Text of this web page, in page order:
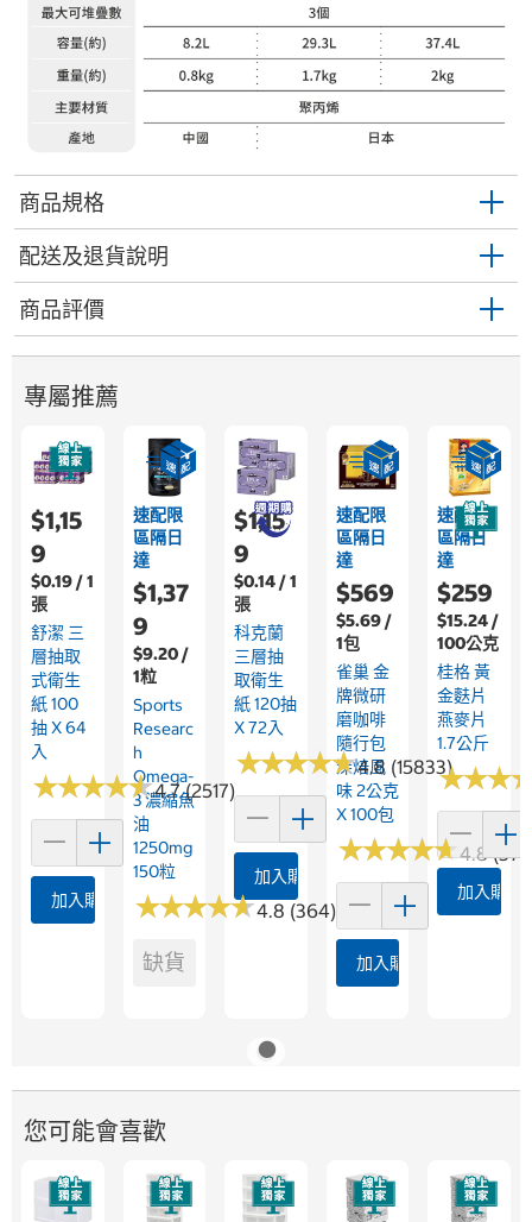
商品規格
配送及退貨說明
商品評價
專屬推薦
$1,15
9
$0.19 / 1
張
舒潔 三
層抽取
式衛生
紙 100
抽 X 64
入
★★★★★
★★★★★4.7 (2517)
加入購物車
速配限
區隔日
達
$1,37
9
$9.20 /
1粒
Sports
Researc
H
Omega-
3 濃縮魚
油
1250mg
150粒
★★★★★
★★★★★4.8 (364)
缺貨
$1,15
9
$0.14 / 1
張
科克蘭
三層抽
取衛生
紙 120抽
X 72入
★★★★★
★★★★★4.8 (15833)
加入購物車
速配限
區隔日
達
$569
$5.69 /
1包
雀巢 金
牌微研
磨咖啡
隨行包
深焙風
味 2公克
X 100包
★★★★★
★★★★★4.8
加入購物車
速配限
區隔日
達
$259
$15.24 /
100公克
桂格 黃
金麩片
燕麥片
1.7公斤
★★★
★★★
加入購物
您可能會喜歡